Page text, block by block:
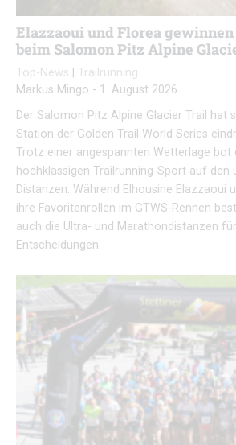
Elazzaoui und Florea gewinnen
beim Salomon Pitz Alpine
Top-News
Trailrunning
Markus Mingo - 1. August 2026
Der Salomon Pitz Alpine Glacier Trail hat
Station der Golden Trail World Series
Trotz einer angespannten Wetterlage bot
hochklassigen Trailrunning-Sport auf den
Distanzen. Während Elhousine Elazzaoui
ihre Favoritenrollen im GTWS-Rennen
auch die Ultra- und Marathondistanzen
Entscheidungen.